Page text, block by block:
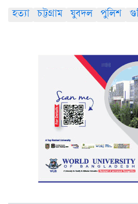
হত্যা চট্টগ্রাম যুবদল পুলিশ